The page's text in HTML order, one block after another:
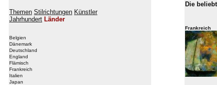
Themen Stilrichtungen Künstler
Jahrhundert Länder
Belgien
Dänemark
Deutschland
England
Flämisch
Frankreich
Italien
Japan
Die
Frankreich